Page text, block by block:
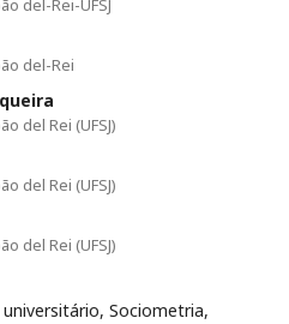
del-Rei-UFSJ
del-Rei
del Rei (UFSJ)
del Rei (UFSJ)
del Rei (UFSJ)
Sociometria,